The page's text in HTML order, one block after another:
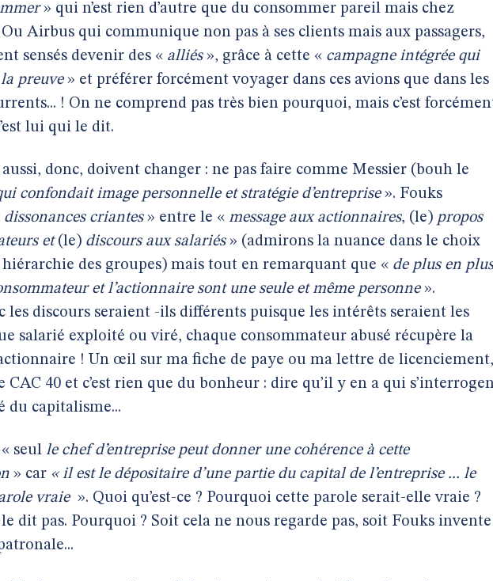
» qui n’est rien d’autre que du consommer pareil mais chez
Airbus qui communique non pas à ses clients mais aux passagers,
sensés devenir des « alliés», grâce à cette « campagne intégrée qui
preuve» et préférer forcément voyager dans ces avions que dans les
! On ne comprend pas très bien pourquoi, mais c’est
lui qui le dit.
donc, doivent changer : ne pas faire comme Messier (bouh le
confondait image personnelle et stratégie d’entreprise». Fouks
dissonances criantes» entre le « message aux actionnaires, (le) propos
et(le) discours aux salariés» (admirons la nuance dans le choix
hiérarchie des groupes) mais tout en remarquant que « de plus en
et l’actionnaire sont une seule et même personne».
les discours seraient -ils différents puisque les intérêts seraient les
salarié exploité ou viré, chaque consommateur abusé récupère la
! Un œil sur ma fiche de paye ou ma lettre de licenciement,
CAC 40 et c’est rien que du bonheur : dire qu’il y en a qui
du capitalisme...
seul le chef d’entreprise peut donner une cohérence à cette
» car « il est le dépositaire d’une partie du capital de l’entreprise ... le
vraie ». Quoi qu’est-ce ? Pourquoi cette parole serait-elle vraie ?
dit pas. Pourquoi ? Soit cela ne nous regarde pas, soit Fouks invente